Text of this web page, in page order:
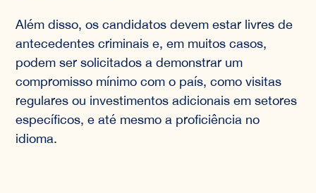
Além disso, os candidatos devem estar livres de
antecedentes criminais e, em muitos casos,
podem ser solicitados a demonstrar um
compromisso mínimo com o país, como visitas
regulares ou investimentos adicionais em setores
específicos, e até mesmo a proficiência no
idioma.